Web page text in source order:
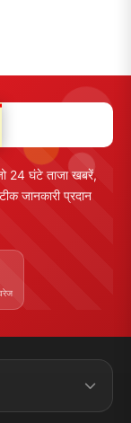
24 घंटे ताजा खबरें,
जानकारी प्रदान